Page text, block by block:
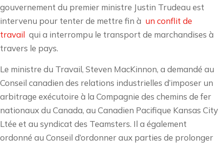
gouvernement du premier ministre Justin Trudeau est
intervenu pour tenter de mettre fin à un conflit de
travail qui a interrompu le transport de marchandises à
travers le pays.
Le ministre du Travail, Steven MacKinnon, a demandé au
Conseil canadien des relations industrielles d’imposer un
arbitrage exécutoire à la Compagnie des chemins de fer
nationaux du Canada, au Canadien Pacifique Kansas City
Ltée et au syndicat des Teamsters. Il a également
ordonné au Conseil d’ordonner aux parties de prolonger